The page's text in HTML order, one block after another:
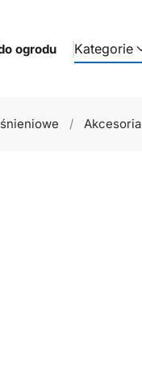
ogrodu Kategorie
Akcesoria